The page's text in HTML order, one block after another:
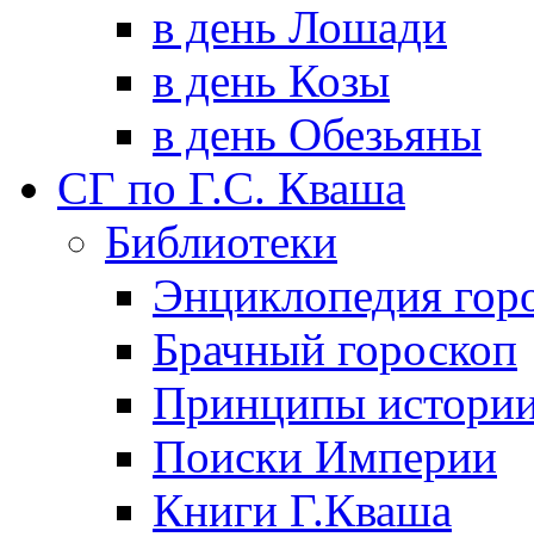
в день Лошади
в день Козы
в день Обезьяны
СГ по Г.С. Кваша
Библиотеки
Энциклопедия
Брачный гороскоп
Принципы
Поиски Империи
Книги Г.Кваша